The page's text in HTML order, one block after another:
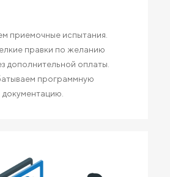
приемочные испытания.
правки по желанию
дополнительной оплаты.
программную
документацию.